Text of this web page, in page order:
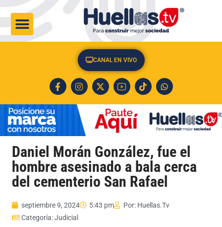
CANAL EN VIVO
Daniel Morán González, fue el
hombre asesinado a bala cerca
del cementerio San Rafael
septiembre 9, 2024 5:43 pm Por: Huellas.Tv
Categoría:Judicial